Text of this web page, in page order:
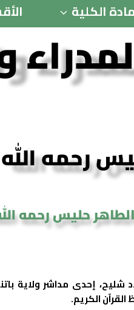
الكلية
رحمه الله
حليس رحمه
من جويلية سنة 1943م بأولاد شليح، إحدى مداشر ولاية
الكريم.